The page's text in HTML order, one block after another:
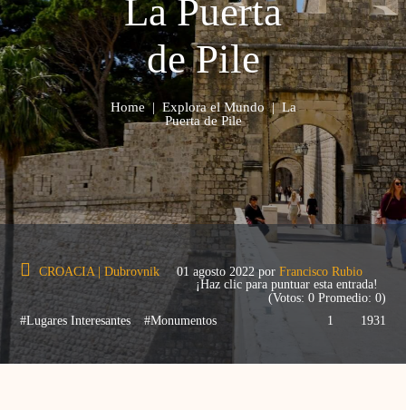
La Puerta
de Pile
Home |Explora el Mundo |La
Puerta de Pile
CROACIA|Dubrovnik 01 agosto 2022 porFrancisco Rubio
¡Haz clic para puntuar esta entrada!
(Votos: 0Promedio: 0)
#Lugares Interesantes
#Monumentos 1931
1